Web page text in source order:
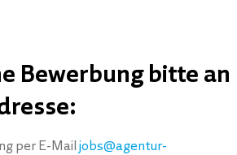
Bewerbung bitte an
per E-Mailjobs@agentur-